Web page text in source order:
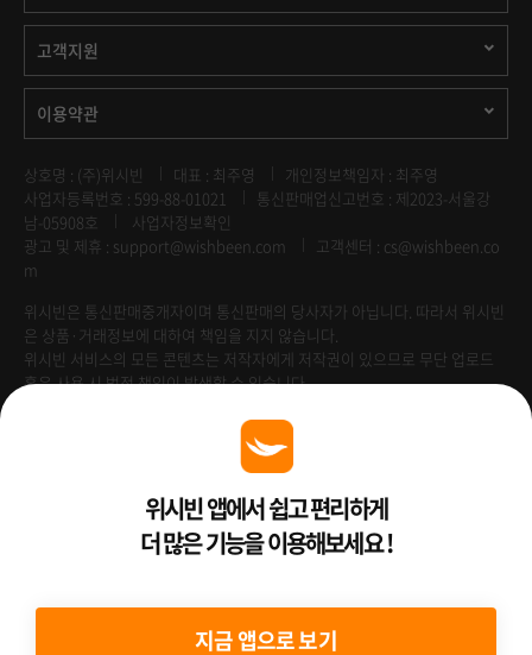
고객지원
이용약관
상호명 : (주)위시빈 대표 : 최주영
개인정보책임자 : 최주영
사업자등록번호 : 599-88-01021
통신판매업신고번호 : 제2023-서울강
남-05908호
사업자정보확인
광고 및 제휴 : support@wishbeen.com
고객센터 : cs@wishbeen.co
m
위시빈은 통신판매중개자이며 통신판매의 당사자가 아닙니다. 따라서 위시빈
은 상품·거래정보에 대하여 책임을 지지 않습니다.
위시빈 서비스의 모든 콘텐츠는 저작자에게 저작권이 있으므로 무단 업로드
혹은 사용 시 법적 책임이 발생할 수 있습니다.
Venture Enterprise위시빈 앱에서 쉽고 편리하게
더 많은 기능을 이용해보세요 !
지금 앱으로 보기